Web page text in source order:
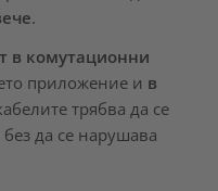
.
в комутационни
приложение и в
трябва да се
да се нарушава